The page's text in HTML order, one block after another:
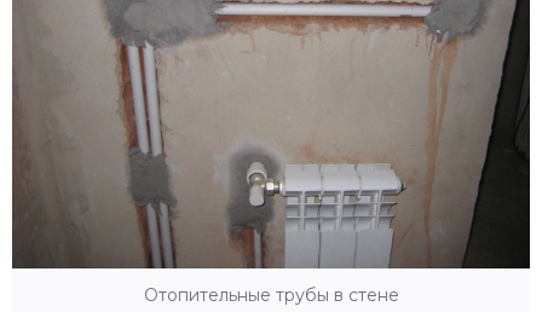
Отопительные трубы в стене